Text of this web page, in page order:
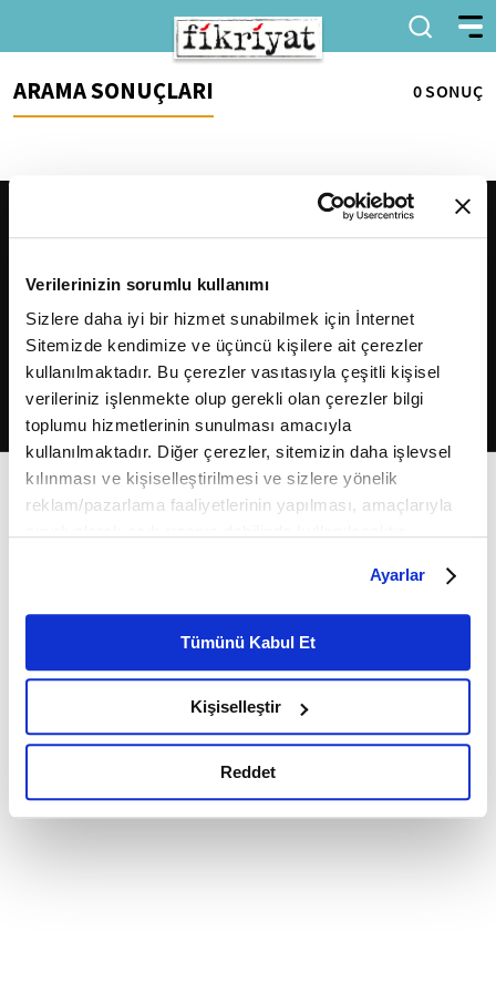
Verilerinizin sorumlu kullanımı
Sizlere daha iyi bir hizmet sunabilmek için İnternet
Sitemizde kendimize ve üçüncü kişilere ait çerezler
kullanılmaktadır. Bu çerezler vasıtasıyla çeşitli kişisel
verileriniz işlenmekte olup gerekli olan çerezler bilgi
toplumu hizmetlerinin sunulması amacıyla
kullanılmaktadır. Diğer çerezler, sitemizin daha işlevsel
kılınması ve kişiselleştirilmesi ve sizlere yönelik
reklam/pazarlama faaliyetlerinin yapılması, amaçlarıyla
belirleyebilirsiniz. Çerezlere ilişkin detaylı bilgi için
Ayarlar butonuna tıklayabilir,Çerez Bilgilendirme
Metnimizi ziyaret edebilirsiniz.
6698 sayılı Kişisel Verilerin Korunması Kanunu uyarınca
okumak ve sitemizi ziyaretiniz kapsamında
gerçekleştirilen veri işleme faaliyetleri ile ilgili daha
detaylı bilgi almak için lütfentıklayınız.
Ayarlar
Tümünü Kabul Et
Kişiselleştir
Reddet
ARAMA SONUÇLARI 0 SONUÇ
2026Fikriyat. Tüm hakları saklıdır.